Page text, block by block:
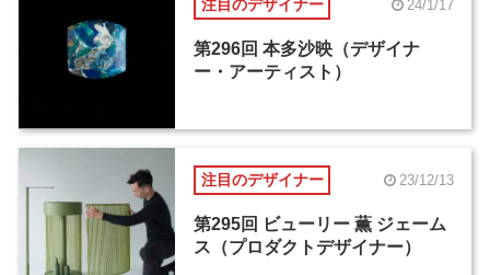
注目のデザイナー 24/1/17
第296回 本多沙映（デザイナ
ー・アーティスト）
注目のデザイナー 23/12/13
第295回 ビューリー 薫 ジェーム
ス（プロダクトデザイナー）